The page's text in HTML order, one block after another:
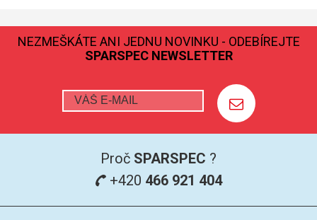
SNOM
TERS
NEZMEŠKÁTE ANI JEDNU NOVINKU - ODEBÍREJTE
SPARSPEC NEWSLETTER
Proč SPARSPEC ?
+420 466 921 404